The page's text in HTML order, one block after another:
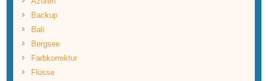
Backup
Bali
Bergsee
Farbkorrektur
Flüsse